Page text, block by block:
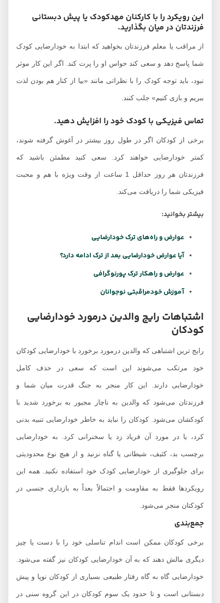
این رویکرد را با کارکنان مهدکودک یا پیش دبستانی
فرزندتان در میان بگذارید.
از مراقب یا معلم فرزندتان بخواهید که ابتدا به خودارضایی کودک
شما پاسخ دهد و سعی کند حواس او را پرت کند. اگر این کار موثر
نبود، باید توجه کودک را با نظراتی مانند «بیا از کنار هم بودن لذت
ببریم و بازی کنیم» جلب کنند.
تماس فیزیکی با کودک خود را افزایش دهید.
برخی از کودکان اگر در طول روز بیشتر در آغوش گرفته شوند،
کمتر خودارضایی خواهند کرد. سعی کنید مطمئن باشید که
فرزندتان هر روز حداقل 1 ساعت از وقت ویژه با هم و محبت
فیزیکی شما را دریافت می‌کند.
بیشتر بخوانید:
عوارض و راه‌های ترک خودارضایی
آیا عوارض خودارضایی بعد از ترک ادامه دارد؟
عوارض و راهکار ترک پورنوگرافی
آموزش خودمراقبتی نوجوانان
اشتباهات رایج والدین درمورد خودارضایی
کودکان
رایج ترین اشتباهی که والدین درمورد برخورد با خودارضایی کودکان
خود مرتکب می‌شوند این است که سعی در حذف کامل
خودارضایی دارند. این کار منجر به جنگ قدرت میان شما و
فرزندتان می‌شود که والدین به ناچار مجبور به برخورد شدید با
کودکشان می‌شود. کودکان را نباید به خاطر خودارضایی تنبیه بدنی
کرد، یا در مورد آن فریاد زد یا سخنرانی کرد. به خودارضایی
برچسب بد، کثیف، شیطانی یا گناه نزنید و از هیچ نوع محدودیتی
برای جلوگیری از خودارضایی کودک خود استفاده نکنید. همه این
رویکردها فقط به مقاومت و احتمالاً بعداً به بازداری جنسی در
کودکتان منجر می‌شود.
جمع‌بندی
برخی کودکان ممکن است اندام تناسلی خود را با دست یا چیز
دیگری مالش دهند که به آن خودارضایی کودکان نیز گفته می‌شود.
خودارضایی گاه به گاه رفتار طبیعی بسیاری از کودکان نوپا و پیش
دبستانی است و تا حدود یک سوم کودکان در این گروه سنی در